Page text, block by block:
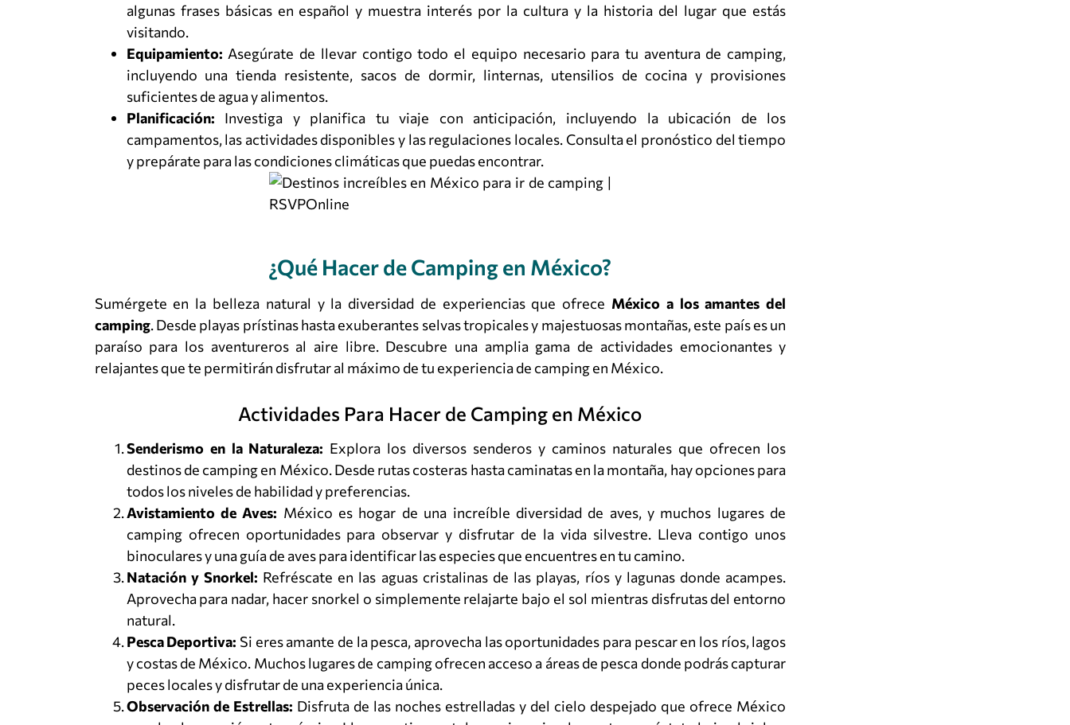
algunas frases básicas en español y muestra interés por la cultura y la historia del lugar que estás
visitando.
Equipamiento: Asegúrate de llevar contigo todo el equipo necesario para tu aventura de camping,
incluyendo una tienda resistente, sacos de dormir, linternas, utensilios de cocina y provisiones
suficientes de agua y alimentos.
Planificación: Investiga y planifica tu viaje con anticipación, incluyendo la ubicación de los
campamentos, las actividades disponibles y las regulaciones locales. Consulta el pronóstico del tiempo
y prepárate para las condiciones climáticas que puedas encontrar.
¿Qué Hacer de Camping en México?
Sumérgete en la belleza natural y la diversidad de experiencias que ofrece México a los amantes del
camping. Desde playas prístinas hasta exuberantes selvas tropicales y majestuosas montañas, este país es un
paraíso para los aventureros al aire libre. Descubre una amplia gama de actividades emocionantes y
relajantes que te permitirán disfrutar al máximo de tu experiencia de camping en México.
Actividades Para Hacer de Camping en México
Senderismo en la Naturaleza: Explora los diversos senderos y caminos naturales que ofrecen los
destinos de camping en México. Desde rutas costeras hasta caminatas en la montaña, hay opciones para
todos los niveles de habilidad y preferencias.
Avistamiento de Aves: México es hogar de una increíble diversidad de aves, y muchos lugares de
camping ofrecen oportunidades para observar y disfrutar de la vida silvestre. Lleva contigo unos
binoculares y una guía de aves para identificar las especies que encuentres en tu camino.
Natación y Snorkel: Refréscate en las aguas cristalinas de las playas, ríos y lagunas donde acampes.
Aprovecha para nadar, hacer snorkel o simplemente relajarte bajo el sol mientras disfrutas del entorno
natural.
Pesca Deportiva: Si eres amante de la pesca, aprovecha las oportunidades para pescar en los ríos, lagos
y costas de México. Muchos lugares de camping ofrecen acceso a áreas de pesca donde podrás capturar
peces locales y disfrutar de una experiencia única.
Observación de Estrellas: Disfruta de las noches estrelladas y del cielo despejado que ofrece México